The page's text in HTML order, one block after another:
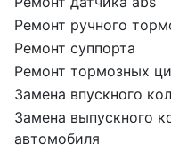
Ремонт ручного
Ремонт суппорта
Ремонт тормозных
Замена впускного
Замена выпускного
автомобиля